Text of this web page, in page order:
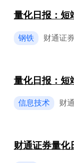
量化日报：短
钢铁 财通证券
量化日报：短
信息技术 财
财通证券量化